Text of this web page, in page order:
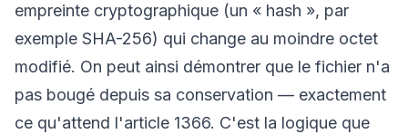
empreinte cryptographique (un « hash », par
exemple SHA-256) qui change au moindre octet
modifié. On peut ainsi démontrer que le fichier n'a
pas bougé depuis sa conservation — exactement
ce qu'attend l'article 1366. C'est la logique que